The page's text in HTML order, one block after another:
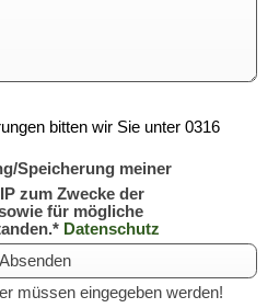
bitten wir Sie unter 0316
Speicherung meiner
zum Zwecke der
für mögliche
Datenschutz
müssen eingegeben werden!